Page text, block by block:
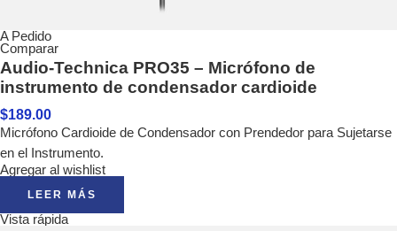
A Pedido
Comparar
Audio-Technica PRO35 – Micrófono de
instrumento de condensador cardioide
$189.00
Micrófono Cardioide de Condensador con Prendedor para Sujetarse
en el Instrumento.
Agregar al wishlist
LEER MÁS
Vista rápida